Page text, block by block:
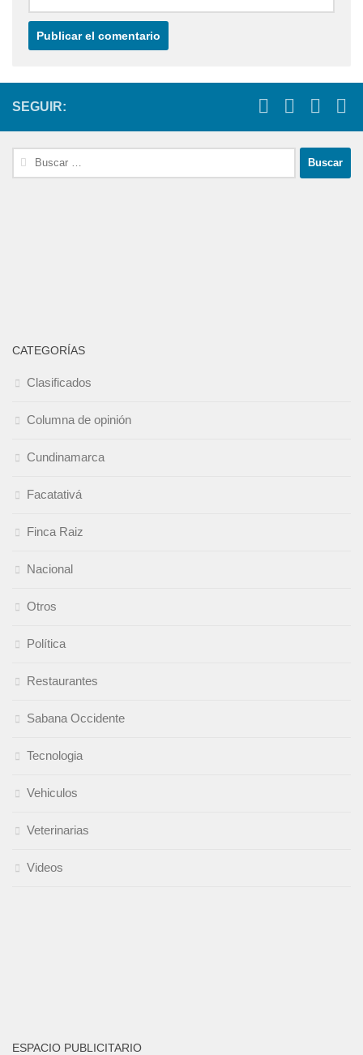
SEGUIR:
Buscar:
CATEGORÍAS
Clasificados
Columna de opinión
Cundinamarca
Facatativá
Finca Raiz
Nacional
Otros
Política
Restaurantes
Sabana Occidente
Tecnologia
Vehiculos
Veterinarias
Videos
ESPACIO PUBLICITARIO